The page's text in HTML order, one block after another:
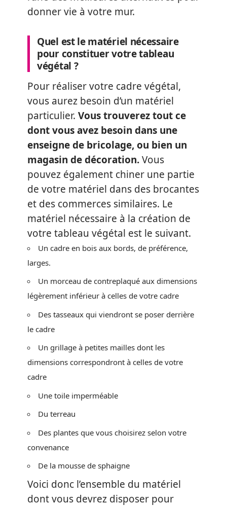
donner vie à votre mur.
Quel est le matériel nécessaire
pour constituer votre tableau
végétal ?
Pour réaliser votre cadre végétal,
vous aurez besoin d’un matériel
particulier. Vous trouverez tout ce
dont vous avez besoin dans une
enseigne de bricolage, ou bien un
magasin de décoration.Vous
pouvez également chiner une partie
de votre matériel dans des brocantes
et des commerces similaires. Le
matériel nécessaire à la création de
votre tableau végétal est le suivant.
Un cadre en bois aux bords, de préférence,
larges.
Un morceau de contreplaqué aux dimensions
légèrement inférieur à celles de votre cadre
Des tasseaux qui viendront se poser derrière
le cadre
Un grillage à petites mailles dont les
dimensions correspondront à celles de votre
cadre
Une toile imperméable
Du terreau
Des plantes que vous choisirez selon votre
convenance
De la mousse de sphaigne
Voici donc l’ensemble du matériel
dont vous devrez disposer pour